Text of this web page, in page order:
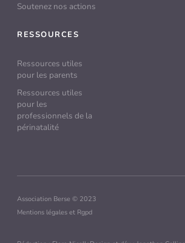
Soutenez nos actions
RESSOURCES
Ressources utiles
pour les parents
Ressources utiles
pour les
professionnels de la
périnatalité
Association Berse © 2023
Mentions légales et Rgpd